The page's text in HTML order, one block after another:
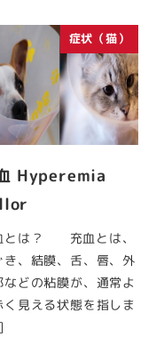
症状（猫）
Hyperemia
とは？ 充血とは、
き、結膜、舌、唇、外
などの粘膜が、通常よ
く見える状態を指しま